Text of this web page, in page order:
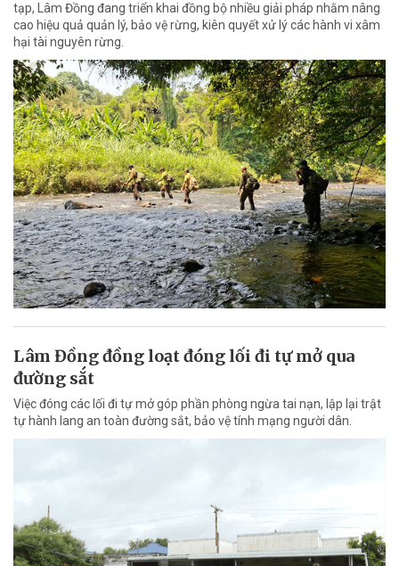
tạp, Lâm Đồng đang triển khai đồng bộ nhiều giải pháp nhằm nâng
cao hiệu quả quản lý, bảo vệ rừng, kiên quyết xử lý các hành vi xâm
hại tài nguyên rừng.
Lâm Đồng đồng loạt đóng lối đi tự mở qua
đường sắt
Việc đóng các lối đi tự mở góp phần phòng ngừa tai nạn, lập lại trật
tự hành lang an toàn đường sắt, bảo vệ tính mạng người dân.